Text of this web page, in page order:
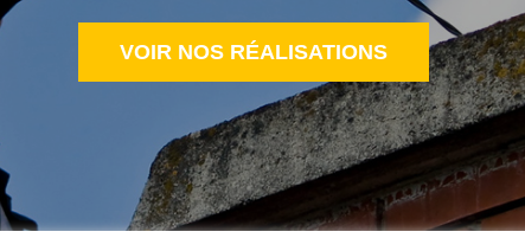
VOIR NOS RÉALISATIONS